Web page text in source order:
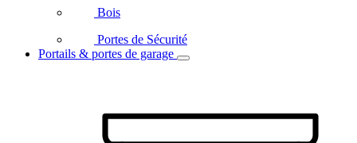
Bois
Portes de Sécurité
Portails & portes de garage